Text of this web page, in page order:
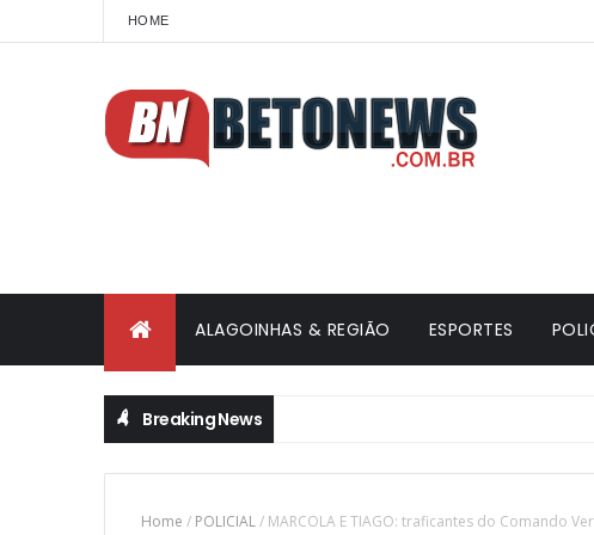
HOME
ALAGOINHAS & REGIÃO ESPORTES
Breaking News
Home / POLICIAL/ MARCOLA E TIAGO: traficantes do Comando